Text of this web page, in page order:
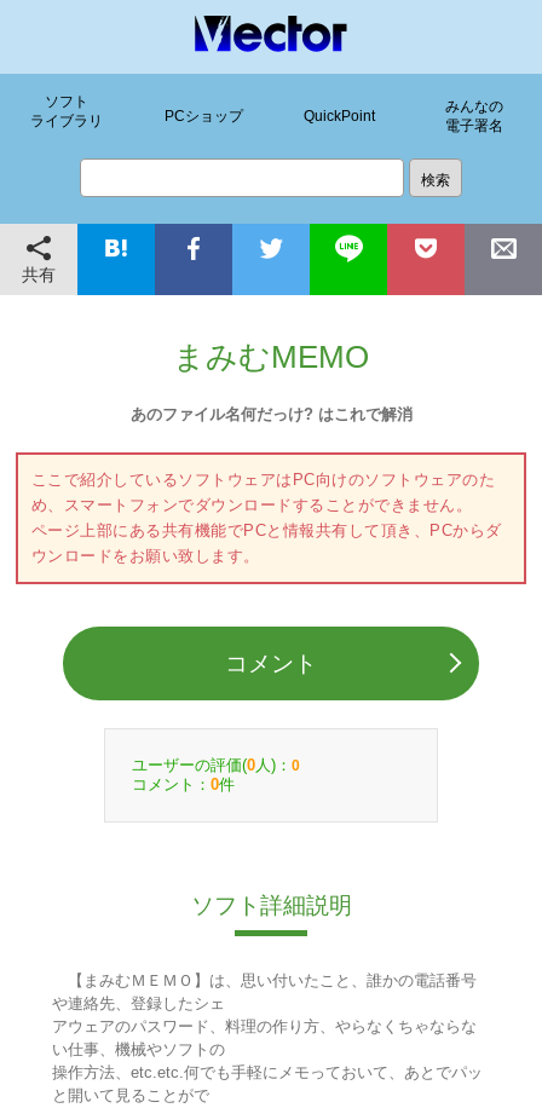
ソフト
ライブラリ
PCショップ QuickPoint
みんなの
電子署名
共有
まみむMEMO
あのファイル名何だっけ? はこれで解消
ここで紹介しているソフトウェアはPC向けのソフトウェアのた
め、スマートフォンでダウンロードすることができません。
ページ上部にある共有機能でPCと情報共有して頂き、PCからダ
ウンロードをお願い致します。
コメント
ユーザーの評価(0 人)： 0
コメント： 0件
ソフト詳細説明
【まみむＭＥＭＯ】は、思い付いたこと、誰かの電話番号
や連絡先、登録したシェ
アウェアのパスワード、料理の作り方、やらなくちゃならな
い仕事、機械やソフトの
操作方法、etc.etc.何でも手軽にメモっておいて、あとでパッ
と開いて見ることがで